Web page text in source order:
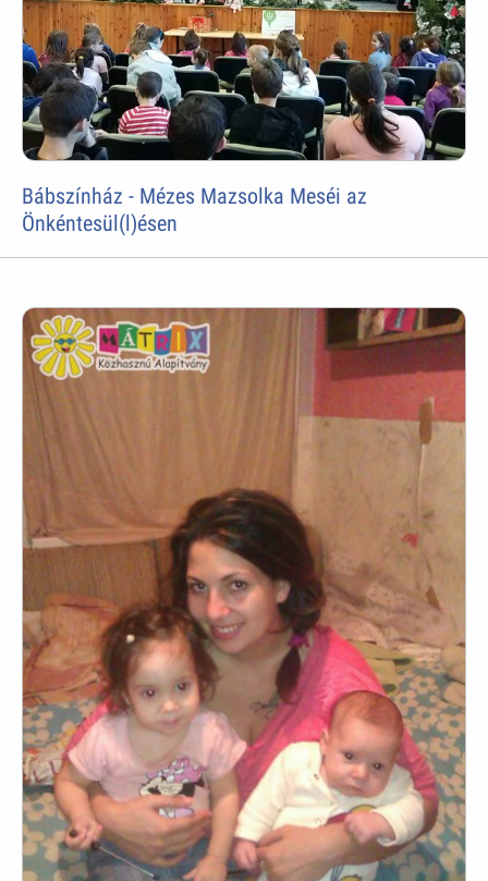
Bábszínház - Mézes Mazsolka Meséi az
Önkéntesül(l)ésen